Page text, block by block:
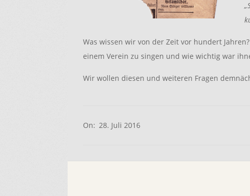
Was wissen wir von der Zeit vor hundert
einem Verein zu singen und wie wichtig war
Wir wollen diesen und weiteren Fragen
07-
On: 28. Juli 2016